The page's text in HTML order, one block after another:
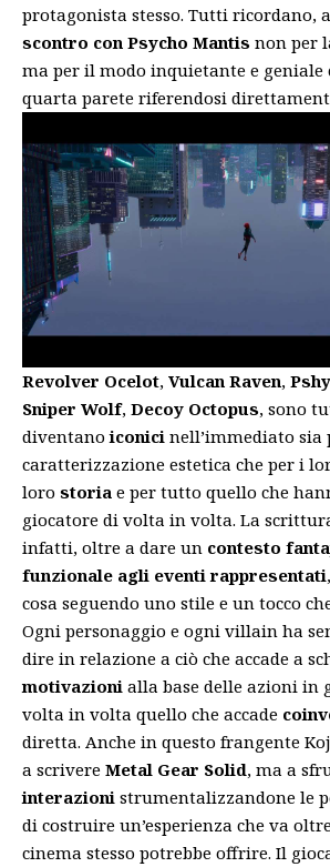
protagonista stesso. Tutti ricordano,
scontro con Psycho Mantis non per
ma per il modo inquietante e geniale
quarta parete riferendosi
Revolver Ocelot, Vulcan Raven,
Sniper Wolf, Decoy Octopus, sono
diventanoiconici nell’immediato sia
caratterizzazione estetica che per i
loro storia e per tutto quello che
giocatore di volta in volta. La
infatti, oltre a dare un contesto
funzionale agli eventi rappresentati
cosa seguendo uno stile e un tocco
Ogni personaggio e ogni villain ha
dire in relazione a ciò che accade a
motivazioni alla base delle azioni in
volta in volta quello che accade
diretta. Anche in questo frangente
a scrivere Metal Gear Solid, ma a
interazioni strumentalizzandone le
di costruire un’esperienza che va
cinema stesso potrebbe offrire. Il